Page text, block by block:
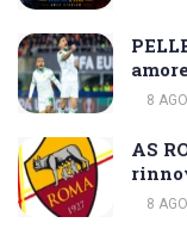
8
AS
8